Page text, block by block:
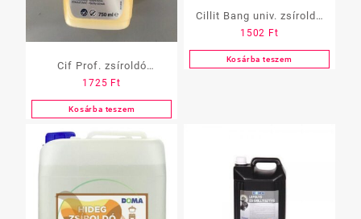
Cif Prof. zsíroldó
szórófejes 750 ml
1725 Ft
Kosárba teszem
Cillit Bang univ. zsíroldó
spray,Zöld 750 ml
1502 Ft
Kosárba teszem